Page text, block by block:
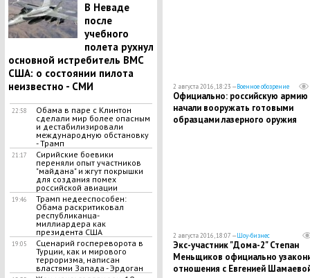
В Неваде
после
учебного
полета рухнул
основной истребитель ВМС
США: о состоянии пилота
неизвестно - СМИ
22:58
Обама в паре с Клинтон
сделали мир более опасным
и дестабилизировали
международную обстановку
- Трамп
21:17
Сирийские боевики
переняли опыт участников
"майдана" и жгут покрышки
для создания помех
российской авиации
19:46
Трамп недееспособен:
Обама раскритиковал
республиканца-
миллиардера как
президента США
19:05
Сценарий госпереворота в
Турции, как и мирового
терроризма, написан
властями Запада - Эрдоган
2 августа 2016, 18:23 —Военное обозрение
Официально: российскую армию
начали вооружать готовыми
образцами лазерного оружия
2 августа 2016, 18:07 —Шоу-бизнес
Экс-участник "Дома-2" Степан
Меньщиков официально
отношения с Евгенией